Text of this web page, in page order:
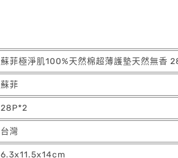
蘇菲極淨肌100%天然棉超薄護墊天然無香
蘇菲
28P*2
台灣
6.3x11.5x14cm